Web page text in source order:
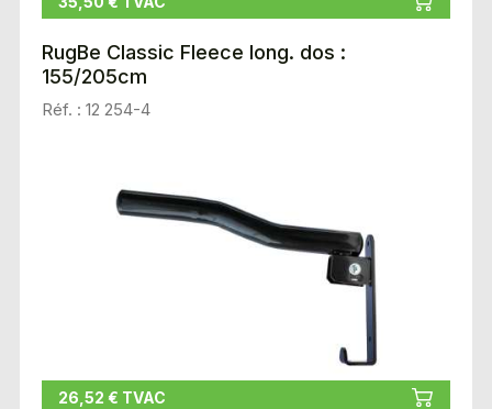
RugBe Classic Fleece long. dos :
155/205cm
Réf. : 12 254-4
26,52 € TVAC